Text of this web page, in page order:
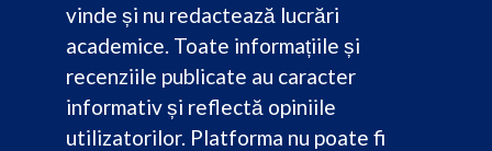
vinde și nu redactează lucrări
academice. Toate informațiile și
recenziile publicate au caracter
informativ și reflectă opiniile
utilizatorilor. Platforma nu poate fi